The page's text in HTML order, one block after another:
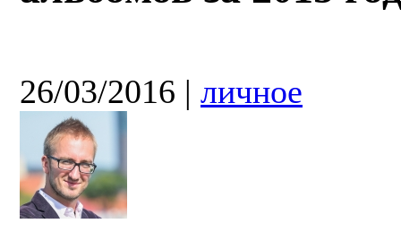
26/03/2016 | личное